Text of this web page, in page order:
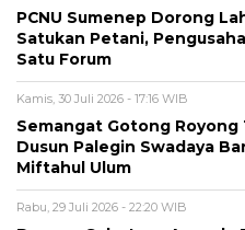
PCNU Sumenep Dorong
Satukan Petani,
Satu Forum
Kamis, 30 Juli 2026 - 17:16 WIB
Semangat Gotong Royong
Dusun Palegin Swadaya
Miftahul Ulum
Rabu, 29 Juli 2026 - 22:20 WIB